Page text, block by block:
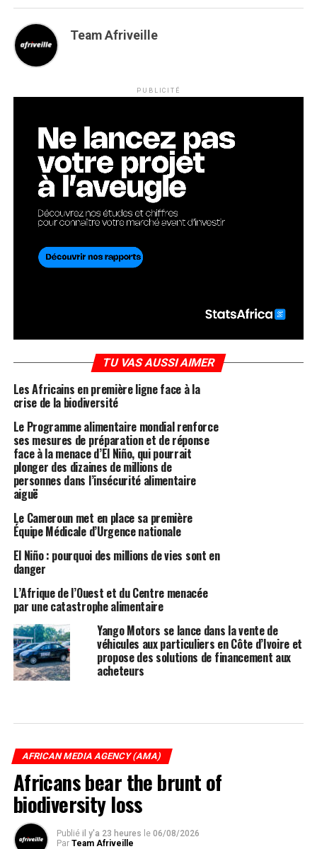
Team Afriveille
PUBLICITÉ
TU VAS AUSSI AIMER
Les Africains en première ligne face à la
crise de la biodiversité
Le Programme alimentaire mondial renforce
ses mesures de préparation et de réponse
face à la menace d’El Niño, qui pourrait
plonger des dizaines de millions de
personnes dans l’insécurité alimentaire
aiguë
Le Cameroun met en place sa première
Équipe Médicale d’Urgence nationale
El Niño : pourquoi des millions de vies sont en
danger
L’Afrique de l’Ouest et du Centre menacée
par une catastrophe alimentaire
Yango Motors se lance dans la vente de
véhicules aux particuliers en Côte d’Ivoire et
propose des solutions de financement aux
acheteurs
AFRICAN MEDIA AGENCY (AMA)
Africans bear the brunt of
biodiversity loss
Publié il y'a 23 heures le 06/08/2026
Par Team Afriveille